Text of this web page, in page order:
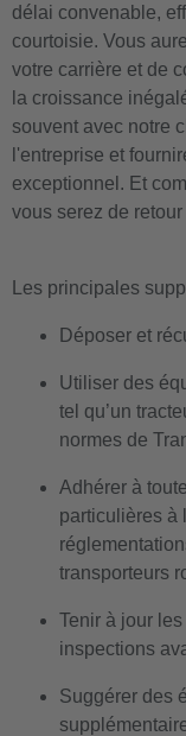
délai convenable,
courtoisie. Vous
votre carrière et de
la croissance
souvent avec notre
l'entreprise et
exceptionnel. Et
vous serez de
Les principales
Déposer et
Utiliser des
tel qu’un
normes de
Adhérer à
particulières à
transporteurs
Tenir à jour
inspections
Suggérer des